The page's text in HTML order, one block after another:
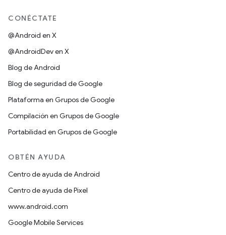
CONÉCTATE
@Android en X
@AndroidDev en X
Blog de Android
Blog de seguridad de Google
Plataforma en Grupos de Google
Compilación en Grupos de Google
Portabilidad en Grupos de Google
OBTÉN AYUDA
Centro de ayuda de Android
Centro de ayuda de Pixel
www.android.com
Google Mobile Services